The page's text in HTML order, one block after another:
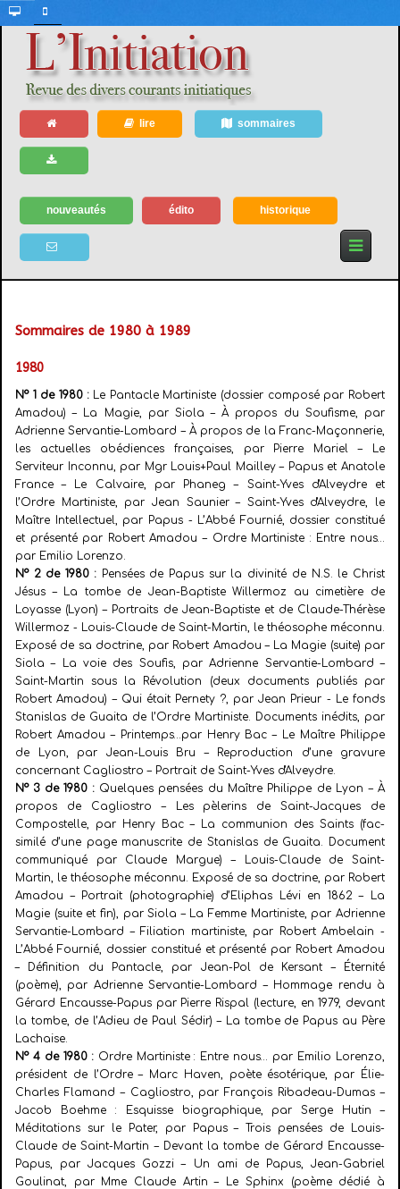
lire sommaires
nouveautés édito historique
Sommaires de 1980 à 1989
1980
N° 1 de 1980 : Le Pantacle Martiniste (dossier composé par Robert
Amadou) – La Magie, par Siola – À propos du Soufisme, par
Adrienne Servantie-Lombard – À propos de la Franc-Maçonnerie,
les actuelles obédiences françaises, par Pierre Mariel – Le
Serviteur Inconnu, par Mgr Louis+Paul Mailley – Papus et Anatole
France – Le Calvaire, par Phaneg – Saint-Yves d'Alveydre et
l’Ordre Martiniste, par Jean Saunier – Saint-Yves d'Alveydre, le
Maître Intellectuel, par Papus - L’Abbé Fournié, dossier constitué
et présenté par Robert Amadou – Ordre Martiniste : Entre nous…
par Emilio Lorenzo.
N° 2 de 1980 : Pensées de Papus sur la divinité de N.S. le Christ
Jésus – La tombe de Jean-Baptiste Willermoz au cimetière de
Loyasse (Lyon) – Portraits de Jean-Baptiste et de Claude-Thérèse
Willermoz - Louis-Claude de Saint-Martin, le théosophe méconnu.
Exposé de sa doctrine, par Robert Amadou – La Magie (suite) par
Siola – La voie des Soufis, par Adrienne Servantie-Lombard –
Saint-Martin sous la Révolution (deux documents publiés par
Robert Amadou) – Qui était Pernety ?, par Jean Prieur - Le fonds
Stanislas de Guaita de l’Ordre Martiniste. Documents inédits, par
Robert Amadou – Printemps…par Henry Bac – Le Maître Philippe
de Lyon, par Jean-Louis Bru – Reproduction d’une gravure
concernant Cagliostro – Portrait de Saint-Yves d'Alveydre.
N° 3 de 1980 : Quelques pensées du Maître Philippe de Lyon – À
propos de Cagliostro – Les pèlerins de Saint-Jacques de
Compostelle, par Henry Bac – La communion des Saints (fac-
similé d’une page manuscrite de Stanislas de Guaita. Document
communiqué par Claude Margue) – Louis-Claude de Saint-
Martin, le théosophe méconnu. Exposé de sa doctrine, par Robert
Amadou – Portrait (photographie) d’Eliphas Lévi en 1862 – La
Magie (suite et fin), par Siola – La Femme Martiniste, par Adrienne
Servantie-Lombard – Filiation martiniste, par Robert Ambelain -
L’Abbé Fournié, dossier constitué et présenté par Robert Amadou
– Définition du Pantacle, par Jean-Pol de Kersant – Éternité
(poème), par Adrienne Servantie-Lombard – Hommage rendu à
Gérard Encausse-Papus par Pierre Rispal (lecture, en 1979, devant
la tombe, de l’Adieu de Paul Sédir) – La tombe de Papus au Père
Lachaise.
N° 4 de 1980 : Ordre Martiniste : Entre nous… par Emilio Lorenzo,
président de l’Ordre – Marc Haven, poète ésotérique, par Élie-
Charles Flamand – Cagliostro, par François Ribadeau-Dumas –
Jacob Boehme : Esquisse biographique, par Serge Hutin –
Méditations sur le Pater, par Papus – Trois pensées de Louis-
Claude de Saint-Martin – Devant la tombe de Gérard Encausse-
Papus, par Jacques Gozzi – Un ami de Papus, Jean-Gabriel
Goulinat, par Mme Claude Artin – Le Sphinx (poème dédié à